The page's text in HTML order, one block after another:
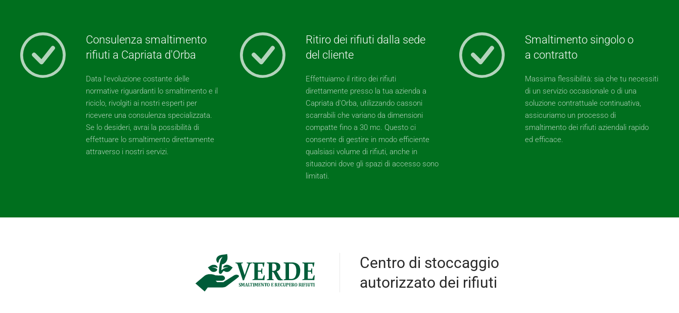
Consulenza smaltimento
rifiuti a Capriata d'Orba
Data l'evoluzione costante delle
normative riguardanti lo smaltimento e il
riciclo, rivolgiti ai nostri esperti per
ricevere una consulenza specializzata.
Se lo desideri, avrai la possibilità di
effettuare lo smaltimento direttamente
attraverso i nostri servizi.
Ritiro dei rifiuti dalla sede
del cliente
Effettuiamo il ritiro dei rifiuti
direttamente presso la tua azienda a
Capriata d'Orba, utilizzando cassoni
scarrabili che variano da dimensioni
compatte fino a 30 mc. Questo ci
consente di gestire in modo efficiente
qualsiasi volume di rifiuti, anche in
situazioni dove gli spazi di accesso sono
limitati.
Smaltimento singolo o
a contratto
Massima flessibilità: sia che tu necessiti
di un servizio occasionale o di una
soluzione contrattuale continuativa,
assicuriamo un processo di
smaltimento dei rifiuti aziendali rapido
ed efficace.
Centro di stoccaggio
autorizzato dei rifiuti